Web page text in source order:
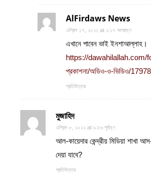
AlFirdaws News
এপ্রিল ১৭, ২০২২ at ২:১৭ অপরাহ্ণ
এখানে পাবেন ভাই ইনশাআল্লাহ।
https://dawahilallah.com/
প্রকাশনা/অডিও-ও-ভিডিও/
প্রতিউত্তর
মুজাহিদ
এপ্রিল ৮, ২০২২ at ৯:৫৬ পূর্বাহ্ণ
আল-কায়েদার কেন্দ্রীয় মিডিয়া শাখা
দেয়া যাবে?
প্রতিউত্তর